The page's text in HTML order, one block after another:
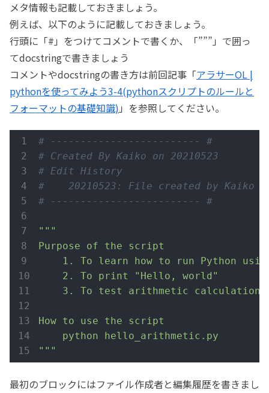
メタ情報も記載しておきましょう。
例えば、以下のように記載しておきましょう。
行頭に「#」をつけてコメントで書くか、「”””」で囲っ
てdocstringで書きましょう
コメントやdocstringの書き方は前回記事「アラサーOL |
pythonを使ってみよう3-4(pythonスクリプトのルールと
フォーマットの基礎知識) 」を参照してください。
# ------------------------- #
# Created By Kaiko on 20210523
# Edit History
#    20210523: File created by Kaiko
# ------------------------- #
"""
Purpose of the script
1. To learn how to run Python
    2. To print "Hello, world"
    3. To test arithmetic calculation
How to use the script
    python hello_arithmetic.py
"""
最初のブロックにはファイル作成者と編集履歴を書きまし